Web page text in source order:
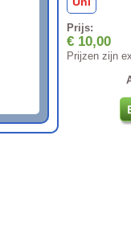
Prijs:
€ 10,00
Prijzen zijn